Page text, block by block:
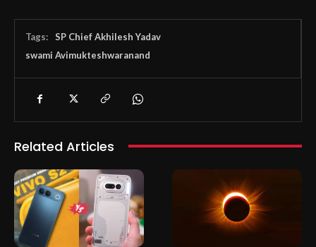
Tags:
SP Chief Akhilesh Yadav
swami Avimukteshwaranand
Related Articles